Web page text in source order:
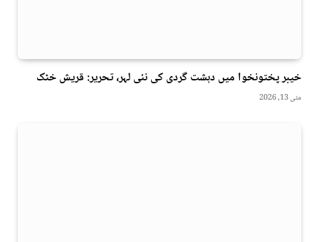
خیبر پختونخوا میں دہشت گردی کی نئی لہر، تحریر: قریش خٹک
مئی 13, 2026